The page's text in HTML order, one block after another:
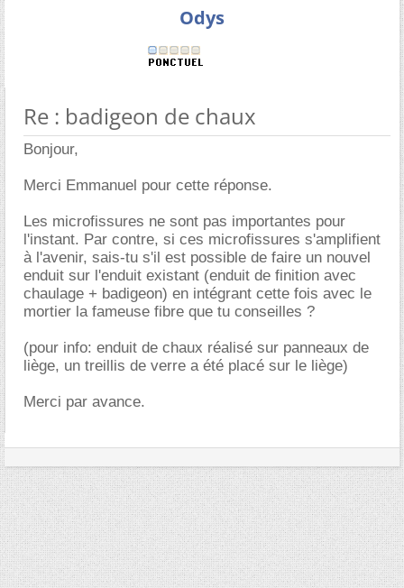
Odys
Re : badigeon de chaux
Bonjour,
Merci Emmanuel pour cette réponse.
Les microfissures ne sont pas importantes pour
l'instant. Par contre, si ces microfissures s'amplifient
à l'avenir, sais-tu s'il est possible de faire un nouvel
enduit sur l'enduit existant (enduit de finition avec
chaulage + badigeon) en intégrant cette fois avec le
mortier la fameuse fibre que tu conseilles ?
(pour info: enduit de chaux réalisé sur panneaux de
liège, un treillis de verre a été placé sur le liège)
Merci par avance.